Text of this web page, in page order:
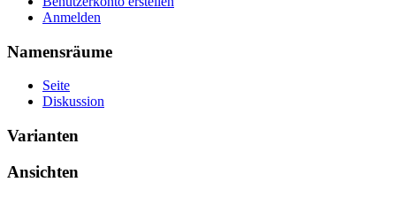
Anmelden
Namensräume
Seite
Diskussion
Varianten
Ansichten